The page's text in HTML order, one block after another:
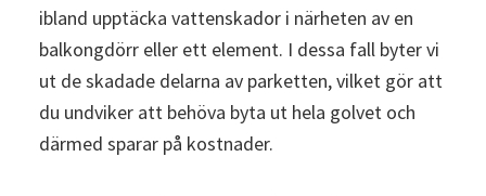
ibland upptäcka vattenskador i närheten av en
balkongdörr eller ett element. I dessa fall byter vi
ut de skadade delarna av parketten, vilket gör att
du undviker att behöva byta ut hela golvet och
därmed sparar på kostnader.